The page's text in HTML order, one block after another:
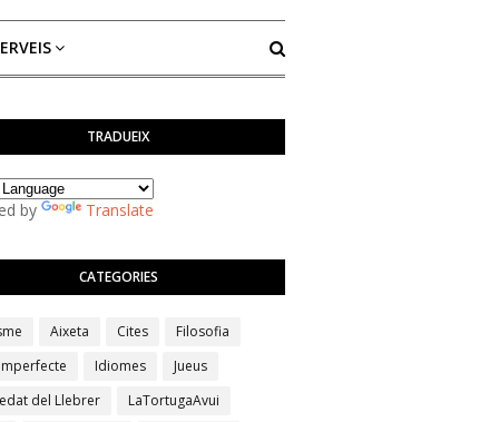
TRADUEIX
by Translate
CATEGORIES
Aixeta Cites
Filosofia
Idiomes
Jueus
del Llebrer
LaTortugaAvui